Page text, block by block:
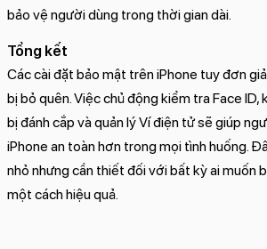
bảo vệ người dùng trong thời gian dài.
Tổng kết
Các cài đặt bảo mật trên iPhone tuy đơn
bị bỏ quên. Việc chủ động kiểm tra Face ID,
bị đánh cắp và quản lý Ví điện tử sẽ giúp
iPhone an toàn hơn trong mọi tình huống.
nhỏ nhưng cần thiết đối với bất kỳ ai muốn
một cách hiệu quả.